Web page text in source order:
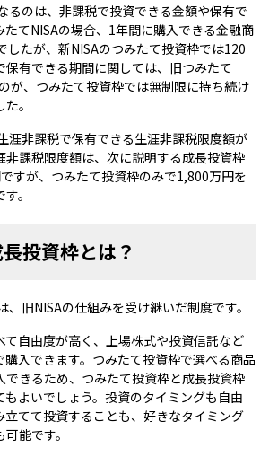
るのは、非課税で投資できる金額や保有で
たてNISAの場合、1年間に購入できる金融商
したが、新NISAのつみたて投資枠では120
保有できる期間に関しては、旧つみたて
が、つみたて投資枠では無制限に持ち続け
。
涯非課税で保有できる生涯非課税限度額が
非課税限度額は、次に説明する成長投資枠
すが、つみたて投資枠のみで1,800万円を
。
投資枠とは？
、旧NISAの仕組みを受け継いだ制度です。
て自由度が高く、上場株式や投資信託など
購入できます。つみたて投資枠で選べる商品
できるため、つみたて投資枠と成長投資枠
もよいでしょう。投資のタイミングも自由
立てて投資することも、好きなタイミング
能です。